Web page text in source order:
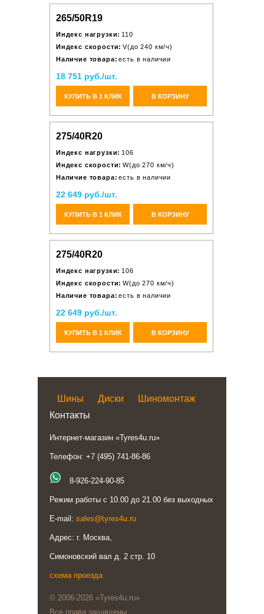
265/50R19
Индекс нагрузки: 110
Индекс скорости: V(до 240 км/ч)
Наличие товара: есть в наличии
18 751 руб./шт.
КУПИТЬ В 1 КЛИК В КОРЗИНУ
275/40R20
Индекс нагрузки: 106
Индекс скорости: W(до 270 км/ч)
Наличие товара: есть в наличии
22 649 руб./шт.
КУПИТЬ В 1 КЛИК В КОРЗИНУ
275/40R20
Индекс нагрузки: 106
Индекс скорости: W(до 270 км/ч)
Наличие товара: есть в наличии
22 649 руб./шт.
КУПИТЬ В 1 КЛИК В КОРЗИНУ
Шины Диски
Шиномонтаж
Контакты
Интернет-магазин «Tyres4u.ru»
Телефон: +7 (495) 741-86-86
8-926-224-90-85
Режим работы с 10.00 до 21.00 без выходных
E-mail: sales@tyres4u.ru
Адрес: г. Москва,
Симоновский вал д. 2 стр. 10
схема проезда
© 2006-2026 «Tyres4u.ru»
Все права защищены.